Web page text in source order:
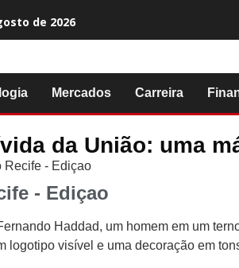
de 2026
Mercados Carreira
da União: uma
- Ediçao